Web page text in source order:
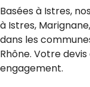
Basées à Istres,
à Istres,
dans les
Rhône. Votre
engagement.